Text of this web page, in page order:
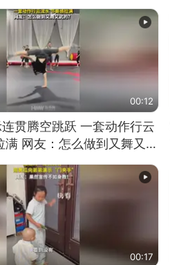
00:12
贯腾空跳跃 一套动作行云
满 网友：怎么做到又舞又武
00:17